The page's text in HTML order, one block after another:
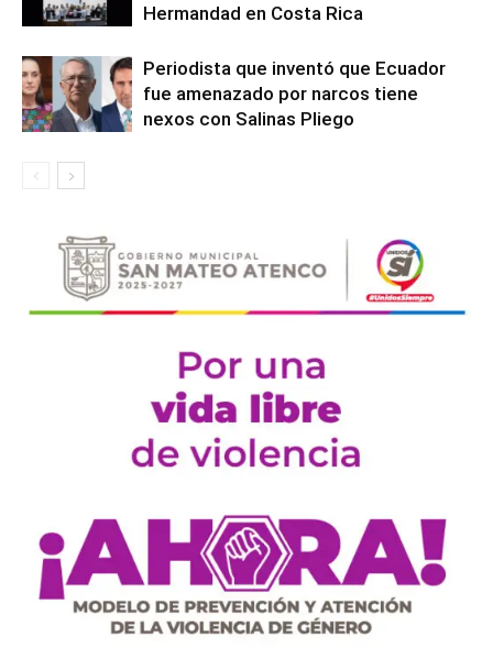
Hermandad en Costa Rica
Periodista que inventó que Ecuador
fue amenazado por narcos tiene
nexos con Salinas Pliego